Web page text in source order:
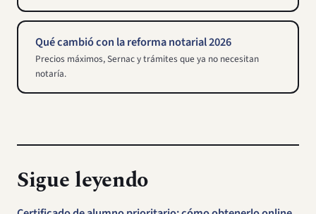
Qué cambió con la reforma notarial 2026
Precios máximos, Sernac y trámites que ya no necesitan
notaría.
Sigue leyendo